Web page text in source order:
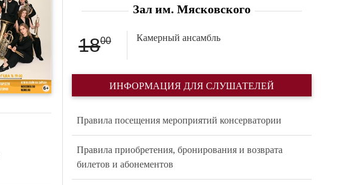
Зал им. Мясковского
1800 Камерный ансамбль
ИНФОРМАЦИЯ ДЛЯ СЛУШАТЕЛЕЙ
Правила посещения мероприятий консерватории
Правила приобретения, бронирования и возврата
билетов и абонементов